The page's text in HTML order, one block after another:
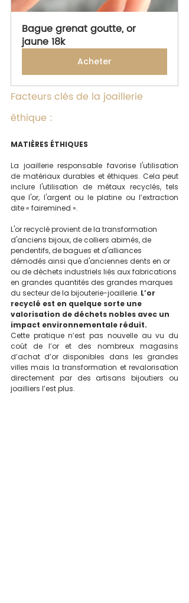
Bague grenat goutte, or
jaune 18k
Acheter
Facteurs clés de la joaillerie
éthique :
MATIÈRES ÉTHIQUES
La joaillerie responsable favorise l'utilisation
de matériaux durables et éthiques. Cela peut
inclure l'utilisation de métaux recyclés, tels
que l'or, l'argent ou le platine ou l’extraction
dite « fairemined ».
L'or recyclé provient de la transformation
d'anciens bijoux, de colliers abimés, de
pendentifs, de bagues et d'alliances
démodés ainsi que d'anciennes dents en or
ou de déchets industriels liés aux fabrications
en grandes quantités des grandes marques
du secteur de la bijouterie-joaillerie. L’or
recyclé est en quelque sorte une
valorisation de déchets nobles avec un
impact environnementale réduit.
Cette pratique n’est pas nouvelle au vu du
coût de l’or et des nombreux magasins
d’achat d’or disponibles dans les grandes
villes mais la transformation et revalorisation
directement par des artisans bijoutiers ou
joailliers l’est plus.